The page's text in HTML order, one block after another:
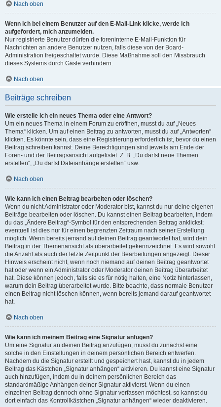
Nach oben
Wenn ich bei einem Benutzer auf den E-Mail-Link klicke, werde ich
aufgefordert, mich anzumelden.
Nur registrierte Benutzer dürfen die foreninterne E-Mail-Funktion für
Nachrichten an andere Benutzer nutzen, falls diese von der Board-
Administration freigeschaltet wurde. Diese Maßnahme soll den Missbrauch
dieses Systems durch Gäste verhindern.
Nach oben
Beiträge schreiben
Wie erstelle ich ein neues Thema oder eine Antwort?
Um ein neues Thema in einem Forum zu eröffnen, musst du auf „Neues
Thema“ klicken. Um auf einen Beitrag zu antworten, musst du auf „Antworten“
klicken. Es könnte sein, dass eine Registrierung erforderlich ist, bevor du einen
Beitrag schreiben kannst. Deine Berechtigungen sind jeweils am Ende der
Foren- und der Beitragsansicht aufgelistet. Z. B. „Du darfst neue Themen
erstellen“, „Du darfst Dateianhänge erstellen“ usw.
Nach oben
Wie kann ich einen Beitrag bearbeiten oder löschen?
Wenn du nicht Administrator oder Moderator bist, kannst du nur deine eigenen
Beiträge bearbeiten oder löschen. Du kannst einen Beitrag bearbeiten, indem
du das „Ändere Beitrag“-Symbol für den entsprechenden Beitrag anklickst;
eventuell ist dies nur für einen begrenzten Zeitraum nach seiner Erstellung
möglich. Wenn bereits jemand auf deinen Beitrag geantwortet hat, wird dein
Beitrag in der Themenansicht als überarbeitet gekennzeichnet. Es wird sowohl
die Anzahl als auch der letzte Zeitpunkt der Bearbeitungen angezeigt. Dieser
Hinweis erscheint nicht, wenn noch niemand auf deinen Beitrag geantwortet
hat oder wenn ein Administrator oder Moderator deinen Beitrag überarbeitet
hat. Diese können jedoch, falls sie es für nötig halten, eine Notiz hinterlassen,
warum dein Beitrag überarbeitet wurde. Bitte beachte, dass normale Benutzer
einen Beitrag nicht löschen können, wenn bereits jemand darauf geantwortet
hat.
Nach oben
Wie kann ich meinem Beitrag eine Signatur anfügen?
Um eine Signatur an deinen Beitrag anzufügen, musst du zunächst eine
solche in den Einstellungen in deinem persönlichen Bereich entwerfen.
Nachdem du die Signatur erstellt und gespeichert hast, kannst du in jedem
Beitrag das Kästchen „Signatur anhängen“ aktivieren. Du kannst eine Signatur
auch hinzufügen, indem du in deinem persönlichen Bereich das
standardmäßige Anhängen deiner Signatur aktivierst. Wenn du einen
einzelnen Beitrag dennoch ohne Signatur verfassen möchtest, so kannst du
dort einfach das Kontrollkästchen „Signatur anhängen“ wieder deaktivieren.